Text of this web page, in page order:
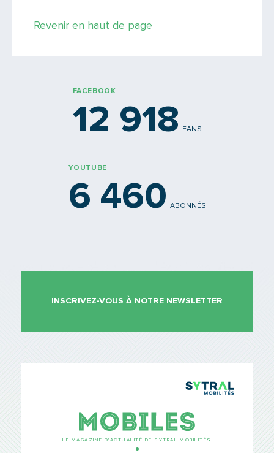
Revenir en haut de page
FACEBOOK
12 918 FANS
YOUTUBE
6 460 ABONNÉS
INSCRIVEZ-VOUS À NOTRE NEWSLETTER
LE MAGAZINE D’ACTUALITÉ DE SYTRAL MOBILITÉS